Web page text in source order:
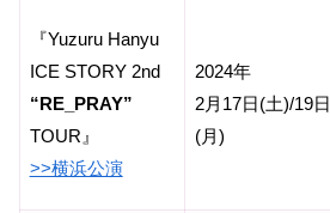
『Yuzuru Hanyu
ICE STORY 2nd
“RE_PRAY”
TOUR』
>>横浜公演
2024年
2月17日(土)/19日
(月)